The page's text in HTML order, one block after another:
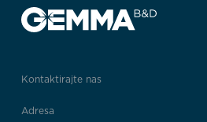
Kontaktirajte nas
Adresa